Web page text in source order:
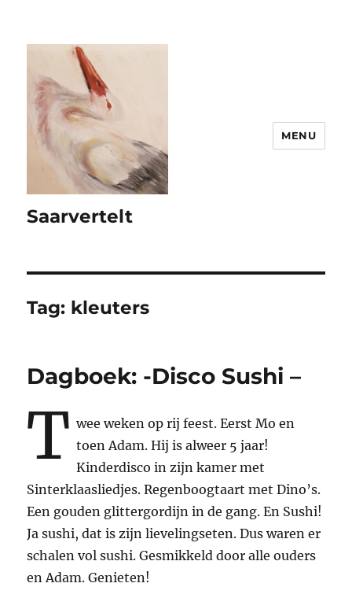
Saarvertelt
MENU
Tag: kleuters
Dagboek: -Disco Sushi –
T wee weken op rij feest. Eerst Mo en
toen Adam. Hij is alweer 5 jaar!
Kinderdisco in zijn kamer met
Sinterklaasliedjes. Regenboogtaart met Dino’s.
Een gouden glittergordijn in de gang. En Sushi!
Ja sushi, dat is zijn lievelingseten. Dus waren er
schalen vol sushi. Gesmikkeld door alle ouders
en Adam. Genieten!